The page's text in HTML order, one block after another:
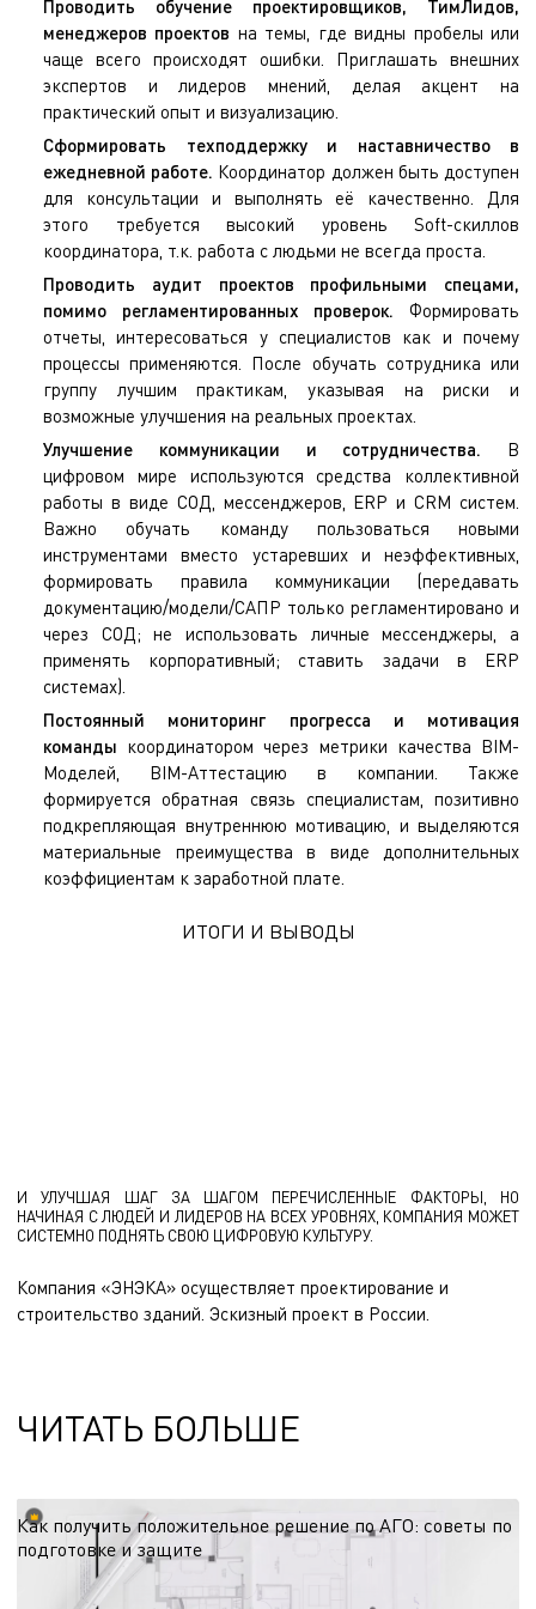
Проводить обучение проектировщиков, ТимЛидов,
менеджеров проектов на темы, где видны пробелы или
чаще всего происходят ошибки. Приглашать внешних
экспертов и лидеров мнений, делая акцент на
практический опыт и визуализацию.
Сформировать техподдержку и наставничество в
ежедневной работе. Координатор должен быть доступен
для консультации и выполнять её качественно. Для
этого требуется высокий уровень Soft-скиллов
координатора, т.к. работа с людьми не всегда проста.
Проводить аудит проектов профильными спецами,
помимо регламентированных проверок. Формировать
отчеты, интересоваться у специалистов как и почему
процессы применяются. После обучать сотрудника или
группу лучшим практикам, указывая на риски и
возможные улучшения на реальных проектах.
Улучшение коммуникации и сотрудничества. В
цифровом мире используются средства коллективной
работы в виде СОД, мессенджеров, ERP и CRM систем.
Важно обучать команду пользоваться новыми
инструментами вместо устаревших и неэффективных,
формировать правила коммуникации (передавать
документацию/модели/САПР только регламентировано и
через СОД; не использовать личные мессенджеры, а
применять корпоративный; ставить задачи в ERP
системах).
Постоянный мониторинг прогресса и мотивация
команды координатором через метрики качества BIM-
Моделей, BIM-Аттестацию в компании. Также
формируется обратная связь специалистам, позитивно
подкрепляющая внутреннюю мотивацию, и выделяются
материальные преимущества в виде дополнительных
коэффициентам к заработной плате.
ИТОГИ И ВЫВОДЫ
И УЛУЧШАЯ ШАГ ЗА ШАГОМ ПЕРЕЧИСЛЕННЫЕ ФАКТОРЫ, НО
НАЧИНАЯ С ЛЮДЕЙ И ЛИДЕРОВ НА ВСЕХ УРОВНЯХ, КОМПАНИЯ МОЖЕТ
СИСТЕМНО ПОДНЯТЬ СВОЮ ЦИФРОВУЮ КУЛЬТУРУ.
Компания «ЭНЭКА» осуществляет проектирование и
строительство зданий Эскизный проект в России.
ЧИТАТЬ БОЛЬШЕ
Как получить положительное решение по АГО: советы по
подготовке и защите
Согласование архитектурно-градостроительного облика — этап, от которого
зависят сроки старта проекта. Делимся рекомендациями по подготовке к